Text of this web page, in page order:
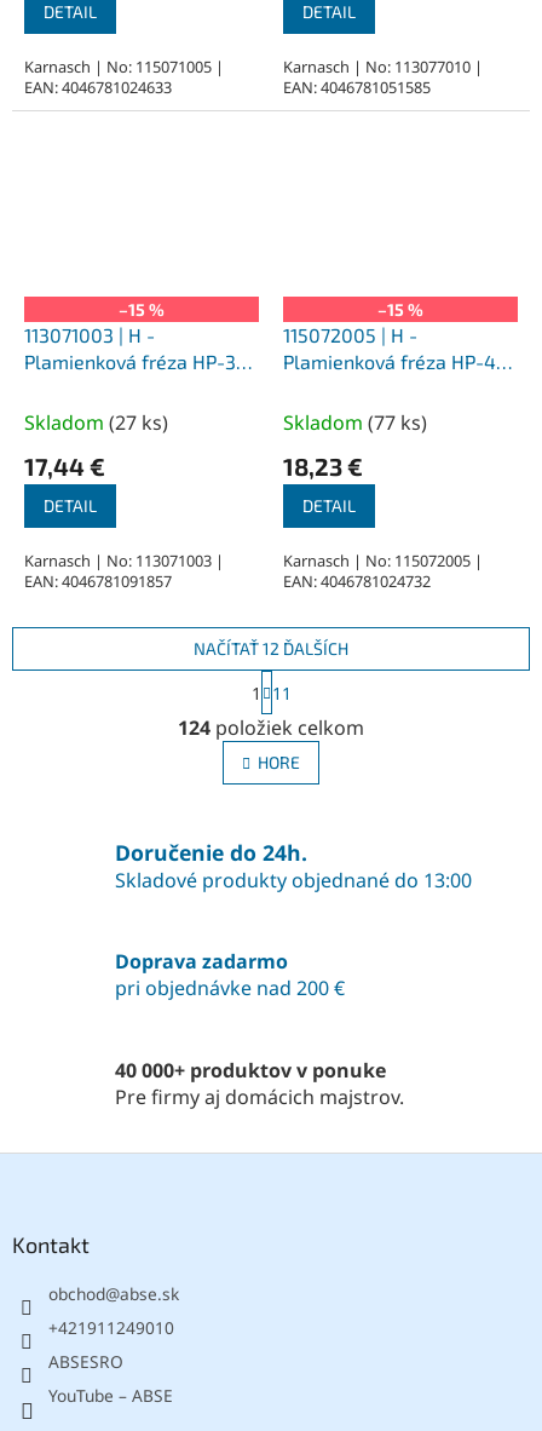
DETAIL
Karnasch | No: 115071005 |
EAN: 4046781024633
DETAIL
Karnasch | No: 113077010 |
EAN: 4046781051585
–15 %
113071003 | H -
Plamienková fréza HP-3
nepovlakované
Skladom (27 ks)
17,44 €
DETAIL
Karnasch | No: 113071003 |
EAN: 4046781091857
–15 %
115072005 | H -
Plamienková fréza HP-4
povlakované
Skladom (77 ks)
18,23 €
DETAIL
Karnasch | No: 115072005 |
EAN: 4046781024732
O
v
l
á
c
i
e
v
k
ý
p
i
u
NAČÍTAŤ 12 ĎALŠÍCH
t
r
á
n
k
a
n
i
1 11
124 položiek celkom
HORE
Doručenie do 24h.
Skladové produkty objednané do 13:00
Doprava zadarmo
pri objednávke nad 200 €
40 000+ produktov v ponuke
Pre firmy aj domácich majstrov.
Kontakt
obchod@abse.sk
+421911249010
ABSESRO
YouTube – ABSE